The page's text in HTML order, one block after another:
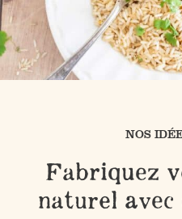
NOS
Fabriquez
naturel avec